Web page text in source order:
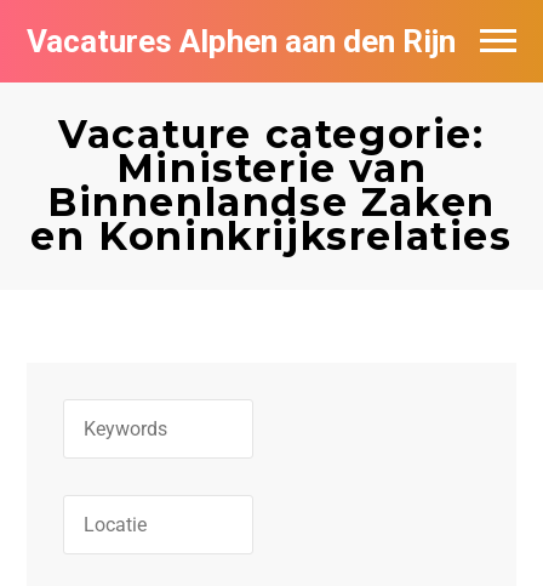
Vacatures Alphen aan den Rijn
Vacature categorie:
Ministerie van
Binnenlandse Zaken
en Koninkrijksrelaties
Vacatures per bedrijf in Alphen aan den
Rijn
De populairste vacatures in Alphen aan
den Rijn